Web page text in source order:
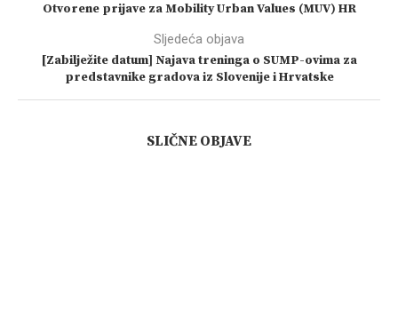
Otvorene prijave za Mobility Urban Values (MUV) HR
Sljedeća objava
[Zabilježite datum] Najava treninga o SUMP-ovima za
predstavnike gradova iz Slovenije i Hrvatske
SLIČNE OBJAVE